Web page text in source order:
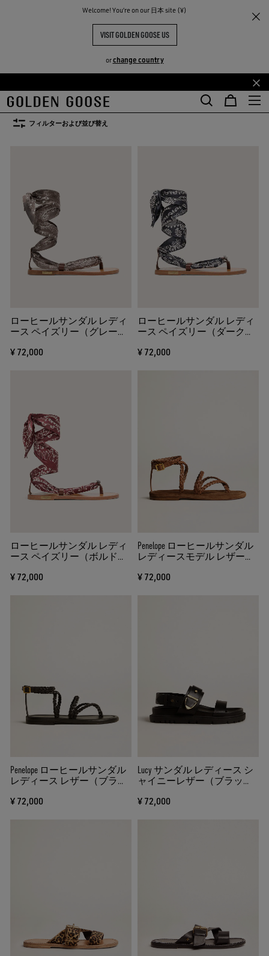
Welcome! You‘re on our 日本 site (¥)
VISIT GOLDEN GOOSE US
orchange country
メ
イ
ン
に
フ
ッ
タ
ツ
シューズ サンダル
レディースサンダル
ツ
ツ
ローファー＆バレエシューズ
ローファー＆バレエシューズ
サンダル すべて見る
フィルターおよび並び替え
ローヒールサンダル レディ
ース ペイズリー（グレー）
¥ 72,000
ローヒールサンダル レディ
ース ペイズリー（ダークブ
¥ 72,000
ローヒールサンダル レディ
ース ペイズリー（ボルド
¥ 72,000
Penelope ローヒールサンダル
レディースモデル レザー
ドソール
¥ 72,000
Penelope ローヒールサンダル
レディース レザー（ブラッ
¥ 72,000
Lucy サンダル レディース シ
ャイニーレザー（ブラッ
ルド）
¥ 72,000